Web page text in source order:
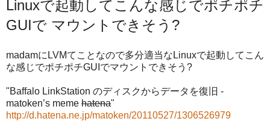
Linuxで起動してこんな感じでポチポチ
GUIで マウントできそう?
madamにLVMてことなので多分適当なLinuxで起動してこん
な感じでポチポチGUIでマウントできそう?
"Baffalo LinkStation のディスクからデータを復旧 -
matoken’s meme hatena"
http://d.hatena.ne.jp/matoken/20110527/1306526979